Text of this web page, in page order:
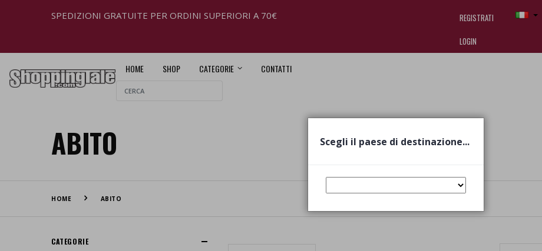
SPEDIZIONI GRATUITE PER ORDINI SUPERIORI A 70€
REGISTRATI
LOGIN
HOME SHOP CATEGORIE CONTATTI
replica watches.
ABITO
HOME ABITO
CATEGORIE
Scegli il paese di destinazione...